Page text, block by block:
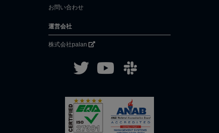
お問い合わせ
運営会社
株式会社palan